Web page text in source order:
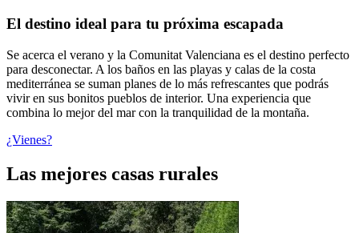
El destino ideal para tu próxima escapada
Se acerca el verano y la Comunitat Valenciana es el destino perfecto
para desconectar. A los baños en las playas y calas de la costa
mediterránea se suman planes de lo más refrescantes que podrás
vivir en sus bonitos pueblos de interior. Una experiencia que
combina lo mejor del mar con la tranquilidad de la montaña.
¿Vienes?
Las mejores casas rurales